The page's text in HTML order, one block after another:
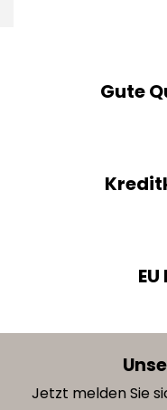
Gute
Jetzt melden Sie